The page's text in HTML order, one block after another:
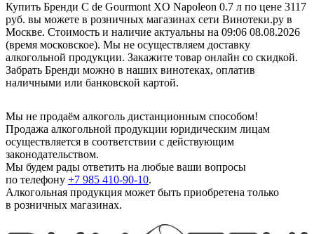
Купить Бренди C de Gourmont XO Napoleon 0.7 л по цене 3117
руб. вы можете в розничных магазинах сети Винотеки.ру в
Москве. Стоимость и наличие актуальны на 09:06 08.08.2026
(время московское). Мы не осуществляем доставку
алкогольной продукции. Закажите товар онлайн со скидкой.
Забрать Бренди можно в наших винотеках, оплатив
наличными или банковской картой.
Мы не продаём алкоголь дистанционным способом!
Продажа алкогольной продукции юридическим лицам
осуществляется в соответствии с действующим
законодательством.
Мы будем рады ответить на любые ваши вопросы
по телефону +7 985 410-90-10.
Алкогольная продукция может быть приобретена только
в розничных магазинах.